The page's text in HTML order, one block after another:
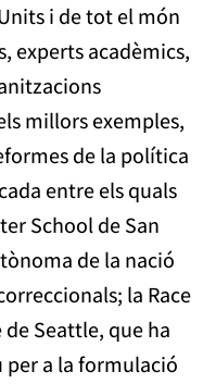
i de tot el món
experts acadèmics,
millors exemples,
de la política
entre els quals
School de San
de la nació
la Race
Seattle, que ha
a la formulació